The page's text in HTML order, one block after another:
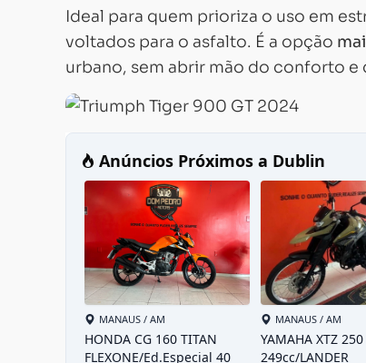
Ideal para quem prioriza o uso em
voltados para o asfalto. É a opção
urbano, sem abrir mão do conforto